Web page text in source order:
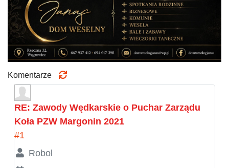
Komentarze
RE: Zawody Wędkarskie o Puchar Zarządu
Koła PZW Margonin 2021
#1
Robol